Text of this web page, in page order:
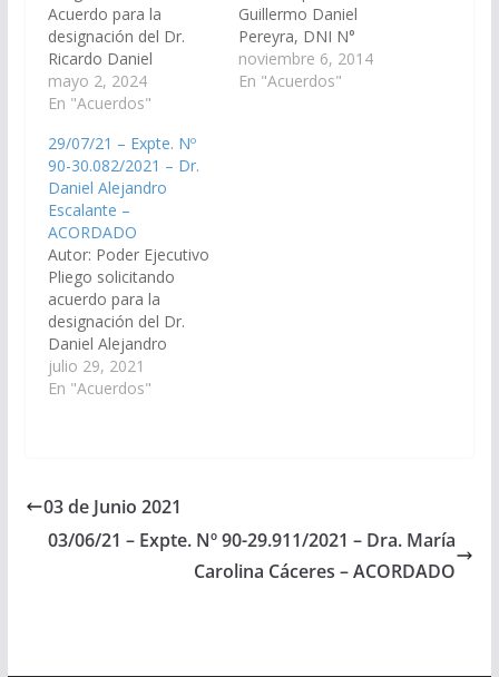
Acuerdo para la
designación del Dr.
Ricardo Daniel
Espilocín, D.N.I.
N° 30.637.380, en el
N° 6 del Distrito
Judicial del
Centro. (Expte. Nº 90-
32.645/2024, a la
Comisión de Justicia,
Acuerdos y
Designaciones).
Acordado, el
27/06/2024.
mayo 2, 2024
En "Acuerdos"
Guillermo Daniel
Pereyra, DNI N°
20.232.538, en el cargo
de Juez de Instrucción
noviembre 6, 2014
En "Acuerdos"
29/07/21 – Expte. Nº
90-30.082/2021 – Dr.
Daniel Alejandro
Escalante –
ACORDADO
Autor: Poder Ejecutivo
Pliego solicitando
acuerdo para la
designación del Dr.
Daniel Alejandro
Escalante, D.N.I. N°
28.371.448, en el cargo
la Comisión de Justicia,
Acuerdos y
Designaciones).
julio 29, 2021
En "Acuerdos"
03 de Junio 2021
03/06/21 – Expte. Nº 90-29.911/2021 – Dra. María
Carolina Cáceres – ACORDADO